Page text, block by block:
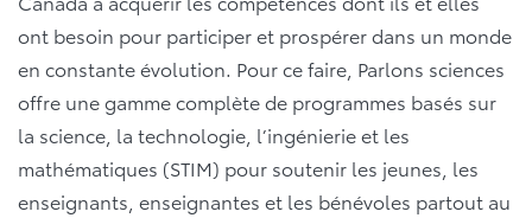
ont besoin pour participer et prospérer dans un monde
en constante évolution. Pour ce faire, Parlons sciences
offre une gamme complète de programmes basés sur
la science, la technologie, l’ingénierie et les
mathématiques (STIM) pour soutenir les jeunes, les
enseignants, enseignantes et les bénévoles partout au